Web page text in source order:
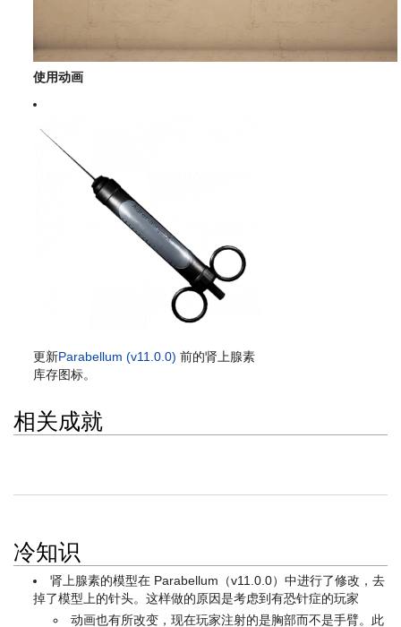
使用动画
更新Parabellum (v11.0.0) 前的肾上腺素
库存图标。
相关成就
冷知识
肾上腺素的模型在 Parabellum（v11.0.0）中进行了修改，去
掉了模型上的针头。这样做的原因是考虑到有恐针症的玩家
动画也有所改变，现在玩家注射的是胸部而不是手臂。此